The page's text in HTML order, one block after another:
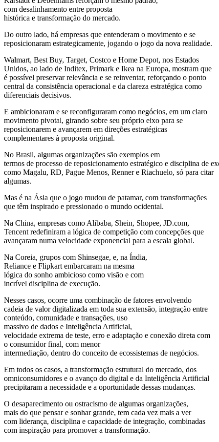
com desalinhamento entre proposta
histórica e transformação do mercado.
Do outro lado, há empresas que entenderam o movimento e se
reposicionaram estrategicamente, jogando o jogo da nova realidade.
Walmart, Best Buy, Target, Costco e Home Depot, nos Estados
Unidos, ao lado de Inditex, Primark e Ikea na Europa, mostram que
é possível preservar relevância e se reinventar, reforçando o ponto
central da consistência operacional e da clareza estratégica como
diferenciais decisivos.
E ambicionaram e se reconfiguraram como negócios, em um claro
movimento pivotal, girando sobre seu próprio eixo para se
reposicionarem e avançarem em direções estratégicas
complementares à proposta original.
No Brasil, algumas organizações são exemplos em
termos de processo de reposicionamento estratégico e disciplina de
como Magalu, RD, Pague Menos, Renner e Riachuelo, só para citar
algumas.
Mas é na Ásia que o jogo mudou de patamar, com transformações
que têm inspirado e pressionado o mundo ocidental.
Na China, empresas como Alibaba, Shein, Shopee, JD.com,
Tencent redefiniram a lógica de competição com concepções que
avançaram numa velocidade exponencial para a escala global.
Na Coreia, grupos com Shinsegae, e, na Índia,
Reliance e Flipkart embarcaram na mesma
lógica do sonho ambicioso como visão e com
incrível disciplina de execução.
Nesses casos, ocorre uma combinação de fatores envolvendo
cadeia de valor digitalizada em toda sua extensão, integração entre
conteúdo, comunidade e transações, uso
massivo de dados e Inteligência Artificial,
velocidade extrema de teste, erro e adaptação e conexão direta com
o consumidor final, com menor
intermediação, dentro do conceito de ecossistemas de negócios.
Em todos os casos, a transformação estrutural do mercado, dos
omniconsumidores e o avanço do digital e da Inteligência Artificial
precipitaram a necessidade e a oportunidade dessas mudanças.
O desaparecimento ou ostracismo de algumas organizações,
mais do que pensar e sonhar grande, tem cada vez mais a ver
com liderança, disciplina e capacidade de integração, combinadas
com inspiração para promover a transformação.